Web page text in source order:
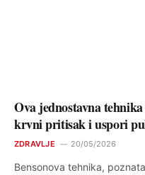
Ova jednostavna
krvni pritisak i uspori
ZDRAVLJE 20/05/2026
Bensonova tehnika,